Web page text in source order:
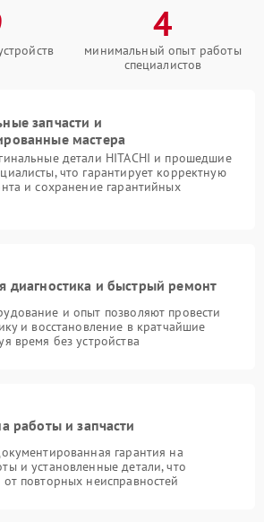
4
минимальный опыт работы
специалистов
запчасти и
мастера
детали HITACHI и прошедшие
что гарантирует корректную
и сохранение гарантийных
диагностика и быстрый ремонт
и опыт позволяют провести
и восстановление в кратчайшие
время без устройства
работы и запчасти
гарантия на
и установленные детали, что
повторных неисправностей